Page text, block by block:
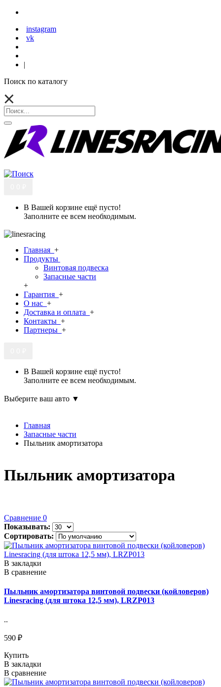
instagram
vk
|
Поиск по каталогу
В Вашей корзине ещё пусто!
Заполните ее всем необходимым.
Главная +
Продукты
Винтовая подвеска
Запасные части
+
Гарантия +
О нас +
Доставка и оплата +
Контакты +
Партнеры +
В Вашей корзине ещё пусто!
Заполните ее всем необходимым.
Выберите ваш авто ▼
Главная
Запасные части
Пыльник амортизатора
Пыльник амортизатора
Сравнение 0
Показывать:
Сортировать:
В закладки
В сравнение
Пыльник амортизатора винтовой подвески (койловеров)
Linesracing (для штока 12,5 мм), LRZP013
..
590 ₽
Купить
В закладки
В сравнение